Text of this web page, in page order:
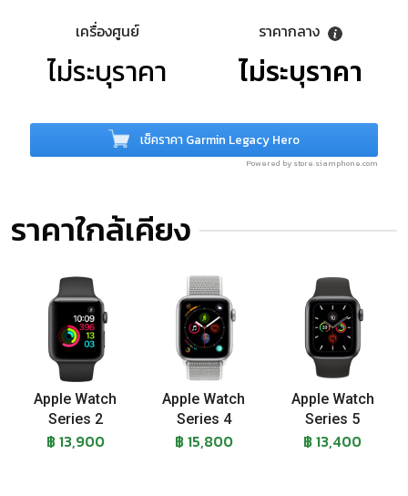
เครื่องศูนย์
ไม่ระบุราคา
ราคากลาง
ไม่ระบุราคา
เช็คราคา Garmin Legacy Hero
Powered by store.siamphone.com
ราคาใกล้เคียง
Apple Watch
Series 2
฿ 13,900
Apple Watch
Series 4
฿ 15,800
Apple Watch
Series 5
฿ 13,400